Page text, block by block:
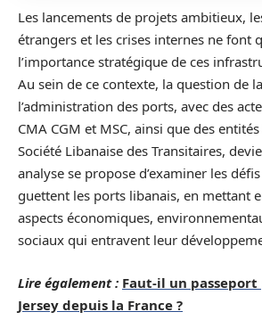
Les lancements de projets ambitieux,
étrangers et les crises internes ne font
l’importance stratégique de ces
Au sein de ce contexte, la question de
l’administration des ports, avec des
CMA CGM et MSC, ainsi que des
Société Libanaise des Transitaires,
analyse se propose d’examiner les
guettent les ports libanais, en mettant
aspects économiques,
sociaux qui entravent leur
Lire également : Faut-il un
Jersey depuis la France ?